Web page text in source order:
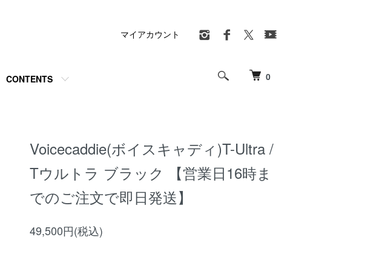
0
CONTENTS
マイアカウント
Voicecaddie(ボイスキャディ)T-Ultra /
Tウルトラ ブラック 【営業日16時ま
でのご注文で即日発送】
49,500円(税込)